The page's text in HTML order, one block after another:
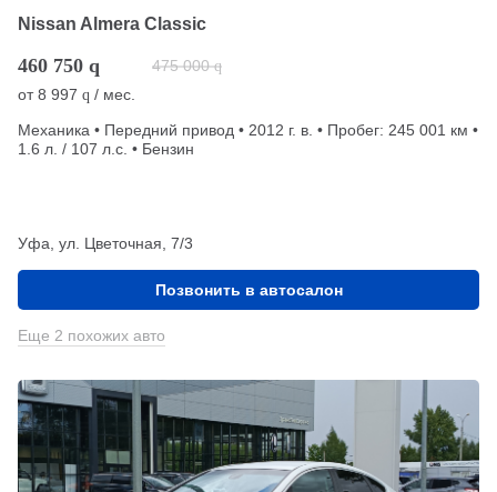
Nissan Almera Classic
460 750 q 475 000 q
от8 997 q / мес.
Механика • Передний привод • 2012 г. в. • Пробег: 245 001 км •
1.6 л. / 107 л.с. • Бензин
Уфа, ул. Цветочная, 7/3
Позвонить в автосалон
Еще 2 похожих авто